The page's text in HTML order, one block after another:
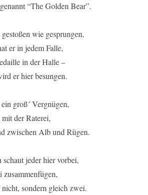
“The Golden Bear”.
wie gesprungen,
er in jedem Falle,
in der Halle –
er hier besungen.
groß´ Vergnügen,
der Raterei,
zwischen Alb und Rügen.
jeder hier vorbei,
sondern gleich zwei.